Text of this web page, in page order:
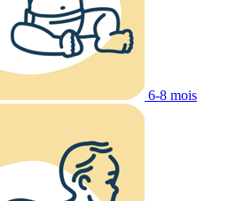
6-8 mois